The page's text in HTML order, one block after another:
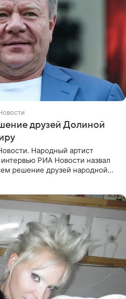
друзей Долиной
Народный артист
РИА Новости назвал
решение друзей народной